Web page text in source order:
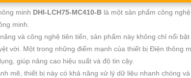
minh DHI-LCH75-MC410-B là một sản phẩm công
minh.
và công nghệ tiên tiến, sản phẩm này không chỉ nổi
vời. Một trong những điểm mạnh của thiết bị Điện thông
giúp nâng cao hiệu suất và độ tin cậy.
mẽ, thiết bị này có khả năng xử lý dữ liệu nhanh chóng